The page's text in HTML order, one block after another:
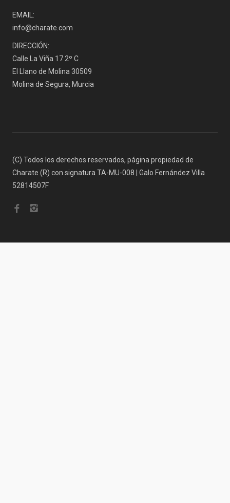
EMAIL:
info@charate.com
DIRECCIÓN:
Calle La Viña 17 2º C
El Llano de Molina 30509
Molina de Segura, Murcia
(C) Todos los derechos reservados, página propiedad de
Charate (R) con signatura TA-MU-008 | Galo Fernández Villa
52814507F